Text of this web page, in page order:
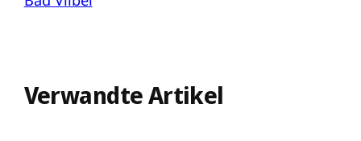
Verwandte Artikel